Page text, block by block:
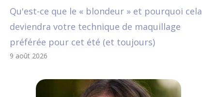
Qu'est-ce que le « blondeur » et pourquoi cela
deviendra votre technique de maquillage
préférée pour cet été (et toujours)
9 août 2026